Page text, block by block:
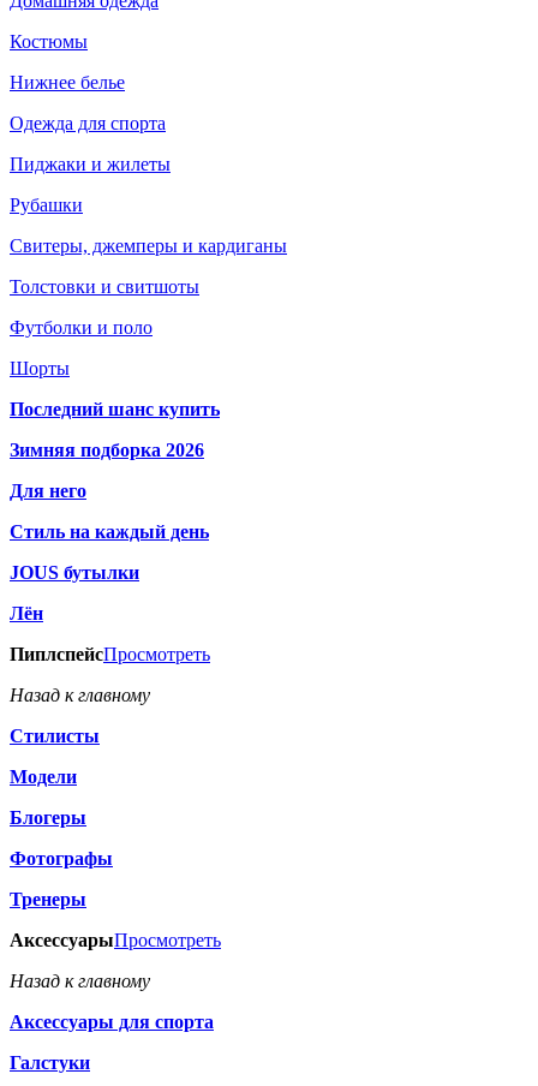
Костюмы
Нижнее белье
Одежда для спорта
Пиджаки и жилеты
Рубашки
Свитеры, джемперы и кардиганы
Толстовки и свитшоты
Футболки и поло
Шорты
Последний шанс купить
Зимняя подборка 2026
Для него
Стиль на каждый день
JOUS бутылки
Лён
ПиплспейсПросмотреть
Назад к главному
Стилисты
Модели
Блогеры
Фотографы
Тренеры
АксессуарыПросмотреть
Назад к главному
Аксессуары для спорта
Галстуки